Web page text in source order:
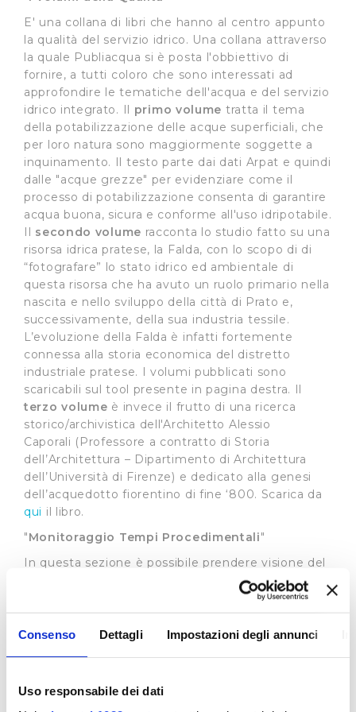
Consenso Dettagli Impostazioni degli annunci
Uso responsabile dei dati
E' una collana di libri che hanno al centro appunto
la qualità del servizio idrico. Una collana attraverso
la quale Publiacqua si è posta l'obbiettivo di
fornire, a tutti coloro che sono interessati ad
approfondire le tematiche dell'acqua e del servizio
idrico integrato. Il primo volume tratta il tema
della potabilizzazione delle acque superficiali, che
per loro natura sono maggiormente soggette a
inquinamento. Il testo parte dai dati Arpat e quindi
dalle "acque grezze" per evidenziare come il
processo di potabilizzazione consenta di garantire
acqua buona, sicura e conforme all'uso idripotabile.
Il secondo volume racconta lo studio fatto su una
risorsa idrica pratese, la Falda, con lo scopo di di
“fotografare” lo stato idrico ed ambientale di
questa risorsa che ha avuto un ruolo primario nella
nascita e nello sviluppo della città di Prato e,
successivamente, della sua industria tessile.
L’evoluzione della Falda è infatti fortemente
connessa alla storia economica del distretto
industriale pratese. I volumi pubblicati sono
scaricabili sul tool presente in pagina destra. Il
terzo volume è invece il frutto di una ricerca
storico/archivistica dell'Architetto Alessio
Caporali (Professore a contratto di Storia
dell’Architettura – Dipartimento di Architettura
dell’Università di Firenze) e dedicato alla genesi
dell’acquedotto fiorentino di fine ‘800. Scarica da
qui il libro.
"Monitoraggio Tempi Procedimentali"
In questa sezione è possibile prendere visione del
grado di rispetto da parte del gestore dei tempi
previsti per le varie prestazioni dalla Carta del
Servizio (visualizza)
Standard di Qualità
Ambiente ha stabilito standard di qualità uguali
per tutto il territorio nazionale prevedendo la